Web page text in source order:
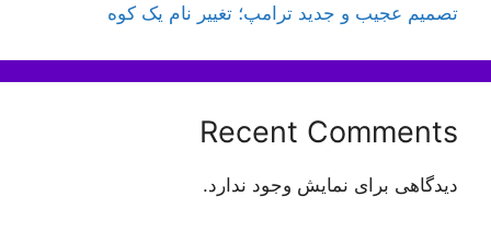
تصمیم عجیب و جدید ترامپ؛ تغییر نام یک کوه
Recent Comments
دیدگاهی برای نمایش وجود ندارد.